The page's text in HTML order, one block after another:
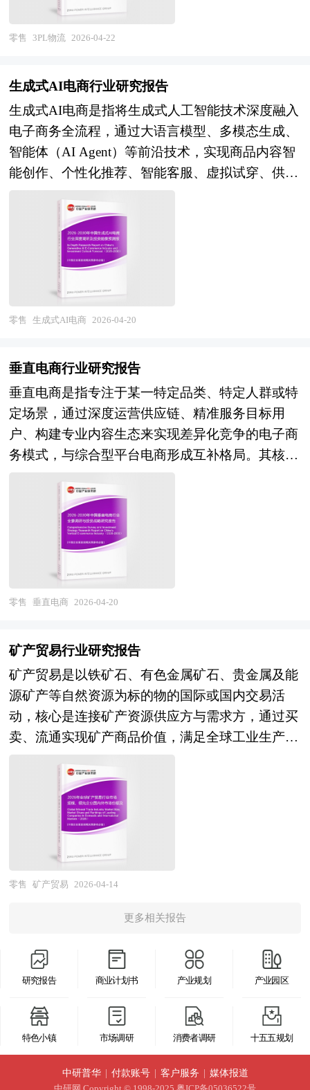
流、危化品仓储等更多领域渗透，云仓模式、共享
仓储、仓配一体化等创新业态蓬勃发展，仓储节点
伸；在产业维度，智能仓储系统集成商向"咨询规
划+装备集成+软件平台+运营服务"全生命周期服务
商转型，产业互联网平台赋能仓储资源社会化共
享，具备核心技术自主化、行业场景理解深度及全
球化项目交付能力的企业将在新一轮竞争中构建护
城河。 本研究咨询报告由中研普华咨询公司领衔
撰写，在大量周密的市场调研基础上，主要依据了
国家统计局、国家商务部、国家发改委、国家经济
信息中心、国务院发展研究中心、国家海关总署、
全国商业信息中心、中国经济景气监测中心、中国
行业研究网、全国及海外相关报刊杂志的基础信息
以及智能仓储行业研究单位等公布和提供的大量资
料。报告对我国智能仓储行业的供需状况、发展现
内外智能仓储行业的发展现状、如何面对行业的发
展挑战、行业的发展建议、行业竞争力，以及行业
的投资分析和趋势预测等等。报告还综合了智能仓
储行业的整体发展动态，对行业在产品方面提供了
参考建议和具体解决办法。报告对于智能仓储产品
业的投资者具有重要的参考价值，对于研究我国智
能仓储行业发展规律、提高企业的运营效率、促进
企业的发展壮大有学术和实践的双重意义。
机构进行信贷分析、证券分析、投资分析等研究工
作时的参考依据。
周期与技术门槛，智能化改造进程相对滞后，市场
呈现"高端引领、中端渗透、低端观望"的梯度特
土化服务方面形成优势，但在高速分拣、精密控
制、核心软件算法等高端领域仍面临国际竞争压
力，行业价格战与同质化竞争现象突出。此外，仓
储智能化与上游制造、下游配送的协同不足，数据
孤岛与标准缺失制约全链路优化，行业整体呈
展望未来，中国智能仓储行业将在产业升级深化与
数字技术成熟的双重驱动下迎来高质量发展新阶
段。"十五五"时期，智能制造与工业互联网全面推
进，工厂内物流与仓储系统的一体化集成需求激
增；即时零售、跨境电商、冷链物流等新业态爆发
式增长，对仓储的响应速度、柔性能力及温控精度
前景体现为三个维度的战略演进：在技术维度，AI
视觉识别、数字孪生、群体智能调度、柔性抓取等
前沿技术加速落地，仓储机器人从"单体智
能"向"群体协同"进化，人机协作模式成为主流，
绿色仓储技术（光伏屋顶、能量回收、低碳制冷）
与智能能耗管理深度融合；在应用维度，智能仓储
从电商物流向制造业厂内物流、农业冷链、医药物
流、危化品仓储等更多领域渗透，云仓模式、共享
仓储、仓配一体化等创新业态蓬勃发展，仓储节点
向"前店后仓、仓店一体"的社区化、分布式方向延
伸；在产业维度，智能仓储系统集成商向"咨询规
划+装备集成+软件平台+运营服务"全生命周期服务
享，具备核心技术自主化、行业场景理解深度及全
球化项目交付能力的企业将在新一轮竞争中构建护
城河。 本研究咨询报告由中研普华咨询公司领衔
撰写，在大量周密的市场调研基础上，主要依据了
国家统计局、国家商务部、国家发改委、国家经济
全国商业信息中心、中国经济景气监测中心、中国
行业研究网、全国及海外相关报刊杂志的基础信息
以及智能仓储行业研究单位等公布和提供的大量资
料。报告对我国智能仓储行业的供需状况、发展现
状、子行业发展变化等进行了分析，重点分析了国
内外智能仓储行业的发展现状、如何面对行业的发
的投资分析和趋势预测等等。报告还综合了智能仓
参考建议和具体解决办法。报告对于智能仓储产品
生产企业、经销商、行业管理部门以及拟进入该行
能仓储行业发展规律、提高企业的运营效率、促进
企业的发展壮大有学术和实践的双重意义。
涵盖了物流运作的多个环节。基础服务包括仓储管
理、货物运输、订单处理与配送等，能够满足客户
可提供如物流系统设计、EDI（电子数据交换）对
关代理、运费支付与谈判等增值服务，甚至能为客
户提供供应链优化咨询、物流数据分析等高端服
务，形成一套完整的物流解决方案。 3PL企业内部
通常可分为资产基础供应商和非资产基础供应商两
类。资产基础供应商拥有自己的运输车辆、仓库等
实质性资产，直接开展物流操作业务；非资产基础
供应商则更偏向于物流管理公司，不拥有或租赁实
体资产，主要凭借专业的物流管理团队和先进的物
流信息系统，为客户整合社会物流资源，提供物流
规划、协调与管理服务。 在运作模式上，3PL以合
同为核心，通过与客户签订一定期限的物流服务合
容、标准和流程。这种合作模式具有长期性和战略
性，3PL企业会根据客户的行业特性、业务规模、
运营需求等，量身定制个性化的物流方案，并借助
先进的信息技术，实现物流全流程的可视化管理，
让客户能够实时掌握货物的运输、存储状态，确保
细化和物流产业专业化发展的必然结果。随着经济
全球化和电子商务的快速发展，企业的物流需求日
益复杂，传统的自营物流模式需要企业投入大量的
资金、人力和物力用于物流设施建设与运营管理，
不仅会分散企业的核心业务精力，还可能因专业能
力不足导致物流效率低下、成本过高。而3PL企业
资源配置，让企业可以集中精力发展核心业务，提
升市场竞争力，因此逐渐成为现代物流体系中的重
要组成部分。 本研究咨询报告由中研普华咨询公
司领衔撰写，在大量周密的市场调研基础上，主要
依据了国家统计局、国家商务部、国家发改委、国
家经济信息中心、国务院发展研究中心、全国商业
信息中心、中国经济景气监测中心、中国行业研究
网、全国及海外多种相关报刊杂志的基础信息以及
专业研究单位等公布和提供的大量资料。对全球及
国内3PL物流行业作了详尽深入的分析，是企业进
行市场研究工作时不可或缺的重要参考资料，同时
也可作为金融机构进行信贷分析、证券分析、投资
零售 3PL物流 2026-04-22
生成式AI电商行业研究报告
生成式AI电商是指将生成式人工智能技术深度融入
电子商务全流程，通过大语言模型、多模态生成、
智能体（AI Agent）等前沿技术，实现商品内容智
能创作、个性化推荐、智能客服、虚拟试穿、供应
为人工智能与数字商业融合的前沿领域，生成式AI
电商不仅重塑了传统电商"人货场"的连接方式，更
从根本上改变了商品信息生产、用户交互体验及商
业决策逻辑，成为推动电商行业从"数字化"向"智
能化"跃迁的关键力量。其产业生态涵盖基础大模
型提供商、电商SaaS服务商、平台型电商企业、品
中国数字经济创新与消费模式变革的重要窗口。
业模式验证的关键探索期。经过2023年以来的快速
迭代，以文生图、文生视频、智能写作为代表的内
容生成技术已在商品详情页制作、营销文案产出、
短视频创作等场景实现规模化应用，显著降低了商
家的内容生产成本；智能客服与AI导购从简单的问
答交互向多轮对话、意图理解、个性化推荐升级，
部分头部平台的AI服务覆盖率已超过半数咨询量；
数字人直播、虚拟试衣间、AI模特等创新应用逐步
从概念走向商用，为消费者提供沉浸式购物体验。
与此同时，行业面临多重挑战：生成内容的质量稳
定性与版权归属问题仍有待规范，AI推荐算法
中小商家在技术接入成本与人才储备方面存在短
板，平台、商家与技术服务商之间的价值分配机制
尚在磨合。行业整体呈现"技术驱动、场景渗透、
生态重构"的发展特征，头部平台与科技企业的战
略布局深刻影响着产业演进方向。 展望未来，中
度协同的双重驱动下迎来爆发式增长。"十五五"时
期，多模态大模型、世界模型、具身智能等前沿技
术突破将极大拓展生成式AI在电商领域的应用边
界，AI Agent从辅助工具进化为自主决策的商业智
能体，有望重构电商运营的核心范式。行业前景体
现为三个维度的战略演进：在消费体验维度，"所
用户需求实现从"搜索-浏览-购买"到"对话-定制-交
跨场景无缝购物体验成为标配；在商家运营维度，
AI贯穿选品、定价、营销、客服、物流全链路，智
小商家借助AI工具获得与大企业同台竞技的能力，
电商运营的智能化、自动化水平显著提升；在产业
生态维度，电商平台从流量撮合向技术赋能转型，
生成式AI成为平台核心基础设施，"模型即服
零售 生成式AI电商 2026-04-20
垂直电商行业研究报告
垂直电商是指专注于某一特定品类、特定人群或特
定场景，通过深度运营供应链、精准服务目标用
户、构建专业内容生态来实现差异化竞争的电子商
务模式，与综合型平台电商形成互补格局。其核心
壁垒，通过专业化选品、深度内容种草、社群化用
户运营及定制化服务体验，满足消费者在特定领域
的品质升级与个性化需求。涵盖生鲜食品、母婴用
品、美妆个护、家居家装、医药健康、宠物消费、
潮流服饰、工业品采购等多元赛道，垂直电商是观
察中国消费分层、产业升级与数字商业创新的重要
迭代与价值重构的关键调整期。经过多年发展，行
业经历了从早期流量红利驱动向供应链能力驱动、
再向用户资产深度运营的转型：部分早期垂直电商
因流量成本攀升、品类扩张失控或供应链短板而退
出市场，而扎根特定领域、建立核心壁垒的新型垂
直平台则展现出较强韧性。与此同时，综合电商平
台通过频道垂直化、品牌旗舰店升级及直播内容化
不断侵蚀垂直赛道空间，社交电商、内容电商、即
时零售等新形态也对垂直电商的传统运营模式形成
冲击。在此背景下，存活并发展的垂直电商企业普
遍呈现三大特征：一是供应链深度整合，向上游延
伸至产地、工厂或品牌方，建立独家货源或定制生
产能力；二是内容社区化运营，以专业测评、使用
教程、用户UGC构建信任纽带，提升用户粘性与复
社群、线下体验店及即时配送网络，形成闭环服务
能力。行业整体呈现"大浪淘沙、精耕细作、生态
消费分级深化与数字技术赋能的双重驱动下迎来差
异化发展新机遇。"十五五"时期，中国中等收入群
体持续扩大与Z世代成为消费主力，催生对专业
化、品质化、情感化消费的强烈需求，为垂直电商
零售 垂直电商 2026-04-20
矿产贸易行业研究报告
矿产贸易是以铁矿石、有色金属矿石、贵金属及能
源矿产等自然资源为标的物的国际或国内交易活
动，核心是连接矿产资源供应方与需求方，通过买
卖、流通实现矿产商品价值，满足全球工业生产对
及长期协议等。 从资源国层面来看，越来越多的
国家开始推行限制原矿出口的政策，致力于推动国
内下游加工产业发展，提升本国在矿产价值链中的
地位。这一趋势使得全球矿产供应结构发生显著变
化，原矿供应的收紧促使消费国不得不重新审视自
身的供应链布局。与此同时，主要消费国为保障关
双边或多边贸易协议等方式，构建更加稳定的供应
度绑定，动用外交、经济等多种手段，在全球范围
内布局关键矿产资源，试图打造由自身掌控的排他
性供应链，这无疑加剧了全球矿产贸易领域的竞争
与博弈。 全球绿色和数字转型的加速，也对矿产
新能源、电子信息等产业的快速发展而激增，推动
零售 矿产贸易 2026-04-14
更多相关报告
研究报告 商业计划书 产业规划 产业园区
特色小镇 市场调研 消费者调研 十五五规划
中研普华 付款账号 客户服务
媒体报道